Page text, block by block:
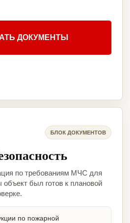
ДОКУМЕНТЫ
БЛОК ДОКУМЕНТОВ
по требованиям МЧС для
был готов к плановой
по пожарной